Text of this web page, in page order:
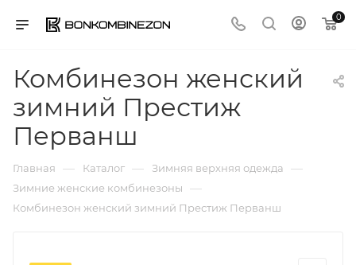
0
Комбинезон женский
зимний Престиж
Перванш
Главная — Каталог — Зимняя верхняя одежда —
Зимние женские комбинезоны —
Комбинезон женский зимний Престиж Перванш